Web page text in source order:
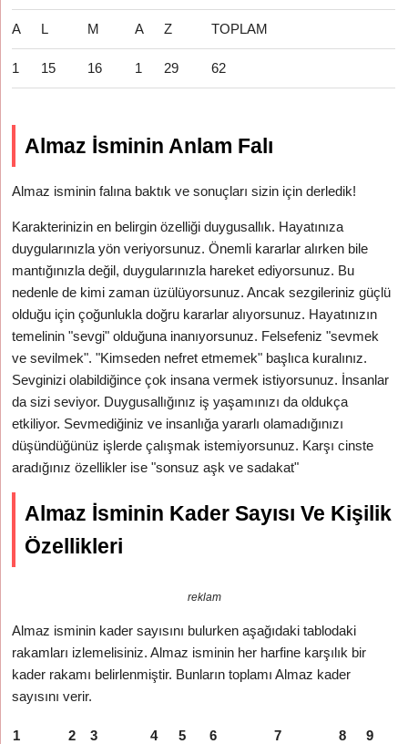
A L M A Z TOPLAM
1 15 16 1 29 62
Almaz İsminin Anlam Falı
Almaz isminin falına baktık ve sonuçları sizin için derledik!
Karakterinizin en belirgin özelliği duygusallık. Hayatınıza
duygularınızla yön veriyorsunuz. Önemli kararlar alırken bile
mantığınızla değil, duygularınızla hareket ediyorsunuz. Bu
nedenle de kimi zaman üzülüyorsunuz. Ancak sezgileriniz güçlü
olduğu için çoğunlukla doğru kararlar alıyorsunuz. Hayatınızın
temelinin "sevgi" olduğuna inanıyorsunuz. Felsefeniz "sevmek
ve sevilmek". "Kimseden nefret etmemek" başlıca kuralınız.
Sevginizi olabildiğince çok insana vermek istiyorsunuz. İnsanlar
da sizi seviyor. Duygusallığınız iş yaşamınızı da oldukça
etkiliyor. Sevmediğiniz ve insanlığa yararlı olamadığınızı
düşündüğünüz işlerde çalışmak istemiyorsunuz. Karşı cinste
aradığınız özellikler ise "sonsuz aşk ve sadakat"
Almaz İsminin Kader Sayısı Ve Kişilik
Özellikleri
reklam
Almaz isminin kader sayısını bulurken aşağıdaki tablodaki
rakamları izlemelisiniz. Almaz isminin her harfine karşılık bir
kader rakamı belirlenmiştir. Bunların toplamı Almaz kader
sayısını verir.
1 2 3 4 5 6 7 8 9